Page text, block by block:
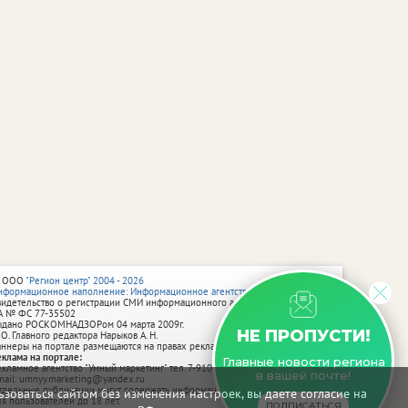
сайтом без изменения настроек, вы даете согласие на
НЕ ПРОПУСТИ!
Главные новости региона
в вашей почте!
"Регион центр" 2004 - 2026
наполнение: Информационное агентство vRossii.ru
о регистрации СМИ информационного агентства vRossii.ru
№ ФС 77‑35502
РОСКОМНАДЗОРом 04 марта 2009г.
Главного редактора Нарыков А. Н.
на портале размещаются на правах рекламы.
на портале:
агентство "Умный маркетинг" тел. 7-910-267-70-40,
umnyy.marketing@yandex.ru
публикации могут содержать информацию, не предназначенную
пользователей до 18 лет.